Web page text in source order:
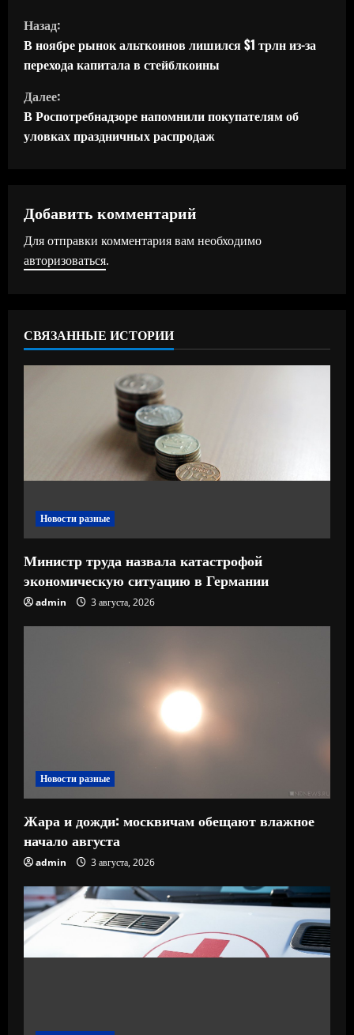
П
р
о
д
о
ж
и
ч
и
Назад:
В ноябре рынок альткоинов лишился $1 трлн из-за
перехода капитала в стейблкоины
Далее:
В Роспотребнадзоре напомнили покупателям об
уловках праздничных распродаж
Добавить комментарий
Для отправки комментария вам необходимо
авторизоваться.
СВЯЗАННЫЕ ИСТОРИИ
Новости разные
Министр труда назвала катастрофой
экономическую ситуацию в Германии
admin 3 августа, 2026
Новости разные
Жара и дожди: москвичам обещают влажное
начало августа
admin 3 августа, 2026